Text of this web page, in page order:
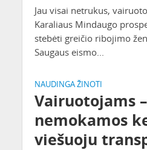
Jau visai netrukus,
Karaliaus Mindaugo
stebėti greičio ribojimo
Saugaus eismo...
NAUDINGA ŽINOTI
Vairuotojams –
nemokamos
viešuoju